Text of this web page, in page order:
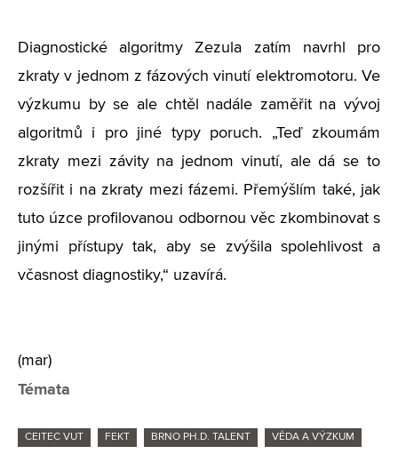
Diagnostické algoritmy Zezula zatím navrhl pro
zkraty v jednom z fázových vinutí elektromotoru. Ve
výzkumu by se ale chtěl nadále zaměřit na vývoj
algoritmů i pro jiné typy poruch. „Teď zkoumám
zkraty mezi závity na jednom vinutí, ale dá se to
rozšířit i na zkraty mezi fázemi. Přemýšlím také, jak
tuto úzce profilovanou odbornou věc zkombinovat s
jinými přístupy tak, aby se zvýšila spolehlivost a
včasnost diagnostiky,“ uzavírá.
(mar)
Témata
CEITEC VUT FEKT BRNO PH.D. TALENT VĚDA A VÝZKUM